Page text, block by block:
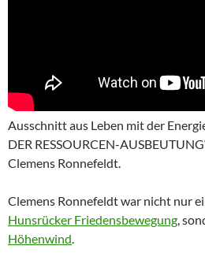
Ausschnitt aus Leben mit der
DER RESSOURCEN-
Clemens Ronnefeldt.
Clemens Ronnefeldt war nicht nur
Hunsrücker Friedensbewegung,
Höhenwind.